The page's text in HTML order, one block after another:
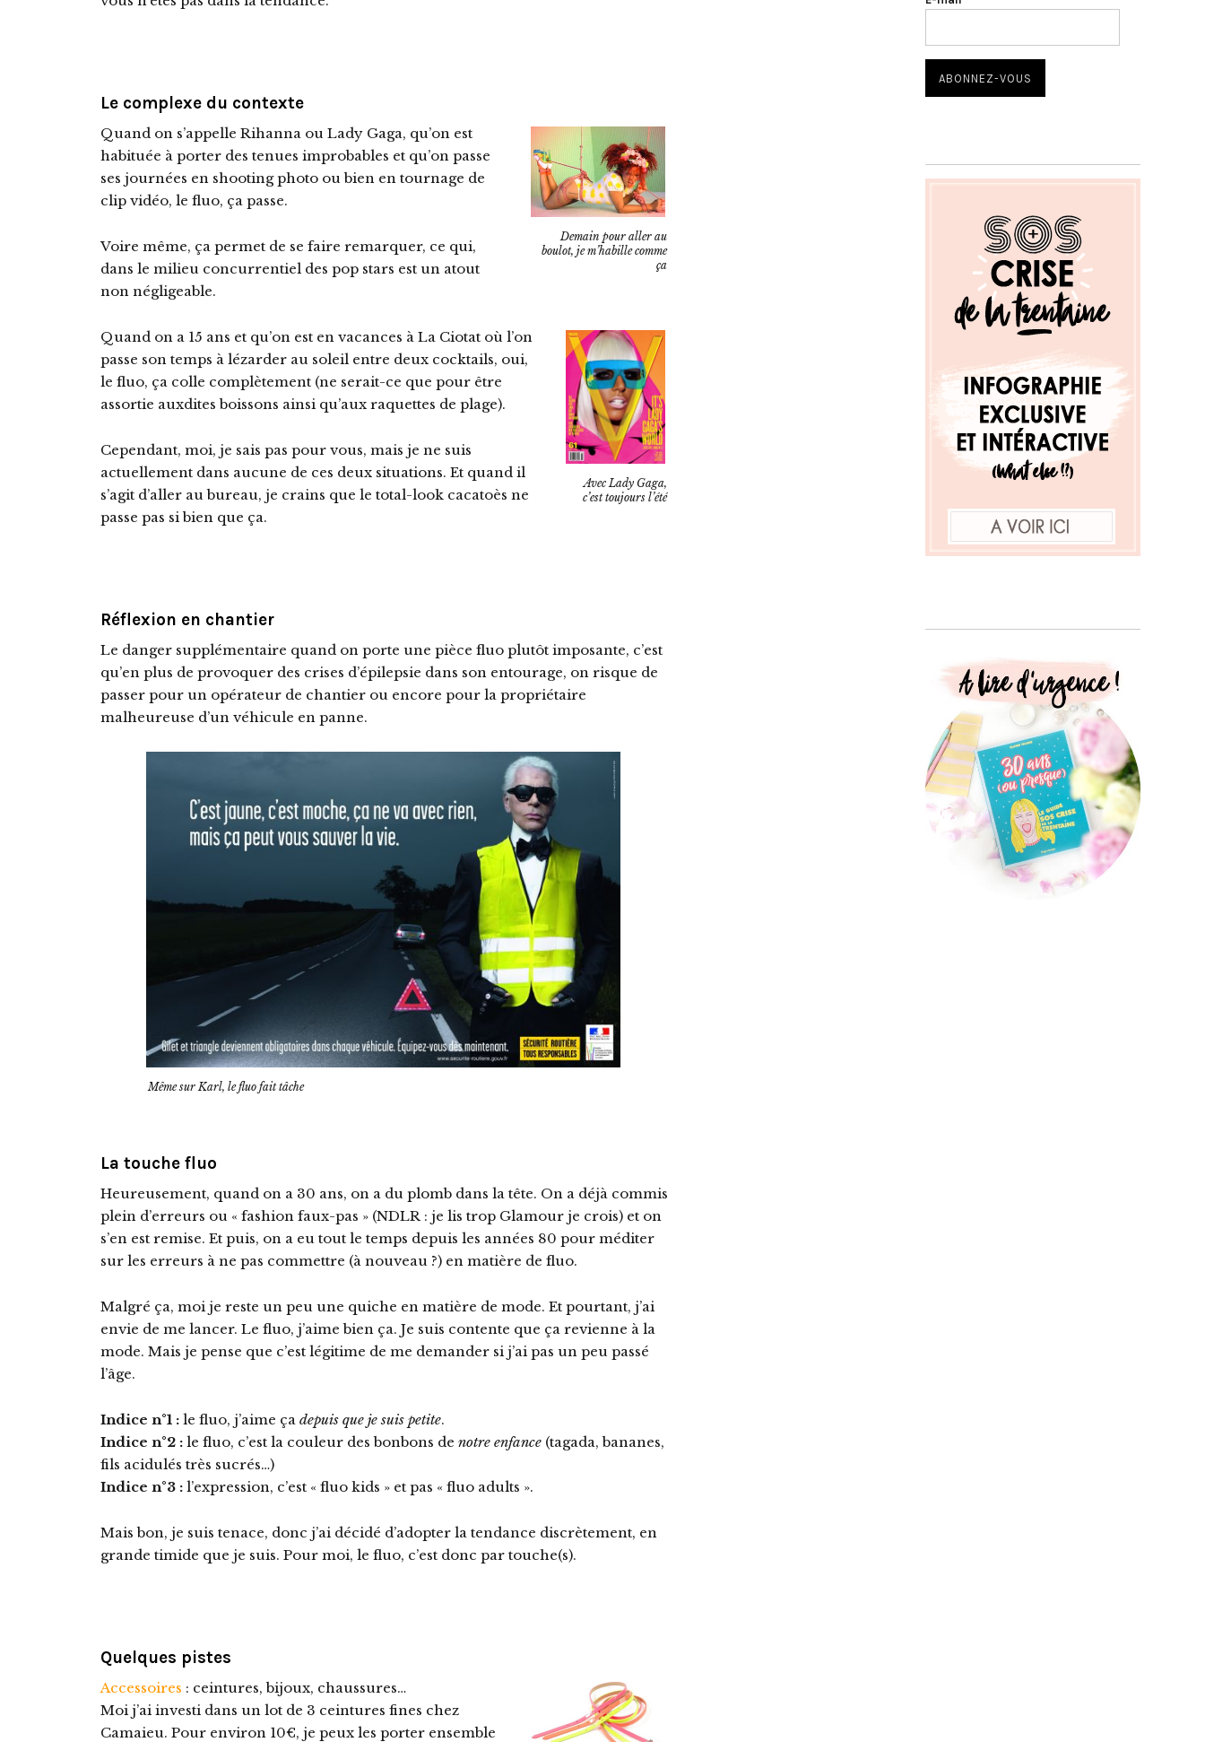
Le complexe du contexte
Demain pour aller au
boulot, je m’habille comme
ça
Quand on s’appelle Rihanna ou Lady Gaga, qu’on est
habituée à porter des tenues improbables et qu’on passe
ses journées en shooting photo ou bien en tournage de
clip vidéo, le fluo, ça passe.
Voire même, ça permet de se faire remarquer, ce qui,
dans le milieu concurrentiel des pop stars est un atout
non négligeable.
Avec Lady Gaga,
c’est toujours l’été
Quand on a 15 ans et qu’on est en vacances à La Ciotat où l’on
passe son temps à lézarder au soleil entre deux cocktails, oui,
le fluo, ça colle complètement (ne serait-ce que pour être
assortie auxdites boissons ainsi qu’aux raquettes de plage).
Cependant, moi, je sais pas pour vous, mais je ne suis
actuellement dans aucune de ces deux situations. Et quand il
s’agit d’aller au bureau, je crains que le total-look cacatoès ne
passe pas si bien que ça.
Réflexion en chantier
Le danger supplémentaire quand on porte une pièce fluo plutôt imposante, c’est
qu’en plus de provoquer des crises d’épilepsie dans son entourage, on risque de
passer pour un opérateur de chantier ou encore pour la propriétaire
malheureuse d’un véhicule en panne.
Même sur Karl, le fluo fait tâche
La touche fluo
Heureusement, quand on a 30 ans, on a du plomb dans la tête. On a déjà commis
plein d’erreurs ou « fashion faux-pas » (NDLR : je lis trop Glamour je crois) et on
s’en est remise. Et puis, on a eu tout le temps depuis les années 80 pour méditer
sur les erreurs à ne pas commettre (à nouveau ?) en matière de fluo.
Malgré ça, moi je reste un peu une quiche en matière de mode. Et pourtant, j’ai
envie de me lancer. Le fluo, j’aime bien ça. Je suis contente que ça revienne à la
mode. Mais je pense que c’est légitime de me demander si j’ai pas un peu passé
l’âge.
Indice n°1 : le fluo, j’aime ça depuis que je suis petite.
Indice n°2 : le fluo, c’est la couleur des bonbons de notre enfance (tagada, bananes,
fils acidulés très sucrés…)
Indice n°3 : l’expression, c’est « fluo kids » et pas « fluo adults ».
Mais bon, je suis tenace, donc j’ai décidé d’adopter la tendance discrètement, en
grande timide que je suis. Pour moi, le fluo, c’est donc par touche(s).
Quelques pistes
Accessoires : ceintures, bijoux, chaussures…
Moi j’ai investi dans un lot de 3 ceintures fines chez
Camaieu. Pour environ 10€, je peux les porter ensemble